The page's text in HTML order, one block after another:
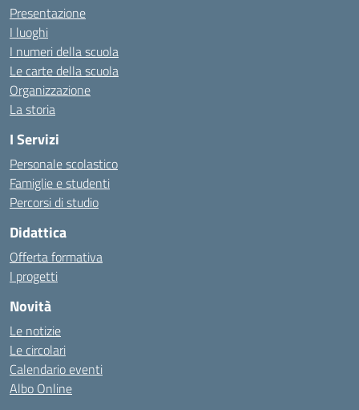
Presentazione
I luoghi
I numeri della scuola
Le carte della scuola
Organizzazione
La storia
I Servizi
Personale scolastico
Famiglie e studenti
Percorsi di studio
Didattica
Offerta formativa
I progetti
Novità
Le notizie
Le circolari
Calendario eventi
Albo Online